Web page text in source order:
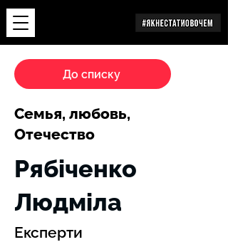
До списку
Семья, любовь,
Отечество
Експерти
Рябіченко
Людміла